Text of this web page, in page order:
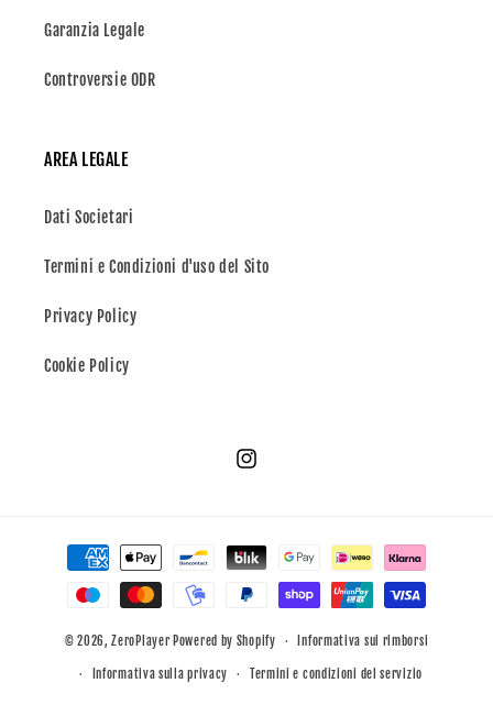
Garanzia Legale
Controversie ODR
AREA LEGALE
Dati Societari
Termini e Condizioni d'uso del Sito
Privacy Policy
Cookie Policy
Instagram
Metodi
pagamento
© 2026,ZeroPlayer Powered by Shopify Informativa sui rimborsi
Informativa sulla privacy Termini e condizioni del servizio